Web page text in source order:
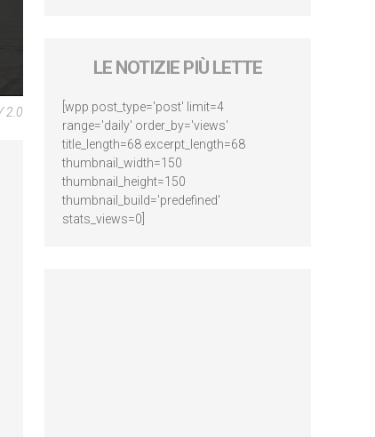
2.0
LE NOTIZIE PIÙ LETTE
[wpp post_type='post' limit=4
range='daily' order_by='views'
title_length=68 excerpt_length=68
thumbnail_width=150
thumbnail_height=150
thumbnail_build='predefined'
stats_views=0]